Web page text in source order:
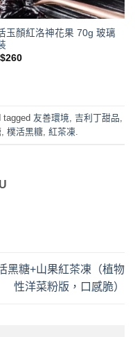
玉顏紅洛神花果 70g 玻璃
260
tagged 友善環境 吉利丁甜品
, 樸活黑糖, 紅茶凍
黑糖+山果紅茶凍（植物
性洋菜粉版，口感脆）